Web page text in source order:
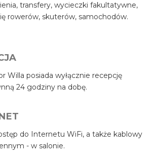
transfery, wycieczki fakultatywne,
rowerów, skuterów, samochodów.
Willa posiada wyłącznie recepcję
24 godziny na dobę.
do Internetu WiFi, a także kablowy
- w salonie.